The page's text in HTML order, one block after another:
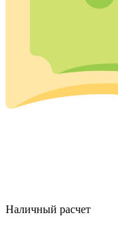
Наличный расчет